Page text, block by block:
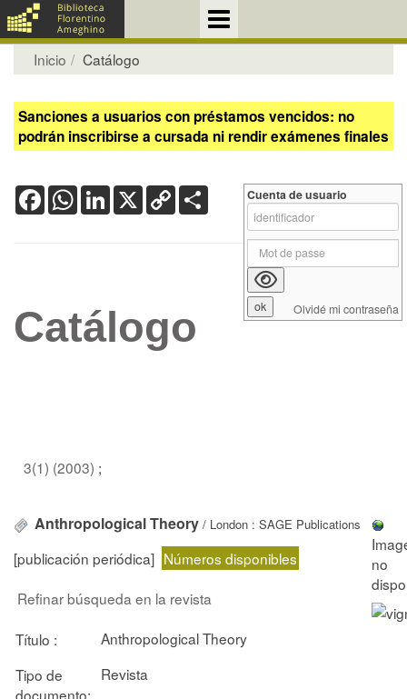
Inicio Catálogo
Sanciones a usuarios con préstamos vencidos: no
podrán inscribirse a cursada ni rendir exámenes finales
FacebookWhatsApp
LinkedIn
X Copy
Link
Catálogo
3(1) (2003) ;
Anthropological Theory / London : SAGE Publications
[publicación periódica] Números disponibles
Refinar búsqueda en la revista
Título :
Anthropological Theory
Tipo de
documento:
Revista
Cuenta de usuario
Olvidé mi contraseña